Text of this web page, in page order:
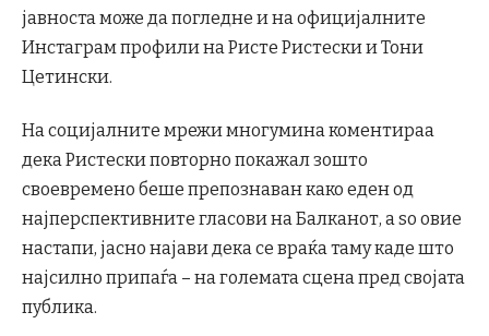
јавноста може да погледне и на официјалните
Инстаграм профили на Ристе Ристески и Тони
Цетински.
На социјалните мрежи многумина коментираа
дека Ристески повторно покажал зошто
своевремено беше препознаван како еден од
најперспективните гласови на Балканот, a sо овие
настапи, јасно најави дека се враќа таму каде што
најсилно припаѓа – на големата сцена пред својата
публика.